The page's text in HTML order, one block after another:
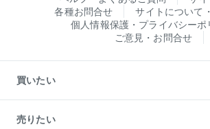
各種お問合せ
サイトについて
個人情報保護・プライバシーポ
ご意見・お問合せ
買いたい
新築・分譲マンションの購入
売りたい